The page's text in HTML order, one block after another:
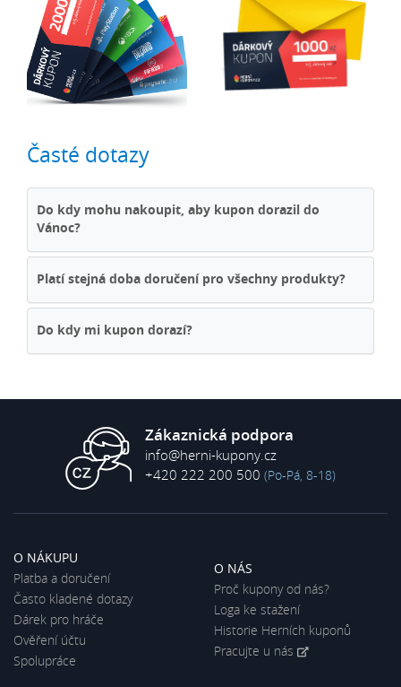
Časté dotazy
Do kdy mohu nakoupit, aby kupon dorazil do
Vánoc?
Platí stejná doba doručení pro všechny produkty?
Do kdy mi kupon dorazí?
Zákaznická podpora
info@herni-kupony.cz
+420 222 200 500 (Po-Pá, 8-18)
O NÁKUPU
Platba a doručení
Často kladené dotazy
Dárek pro hráče
Ověření účtu
Spolupráce
O NÁS
Proč kupony od nás?
Loga ke stažení
Historie Herních kuponů
Pracujte u nás